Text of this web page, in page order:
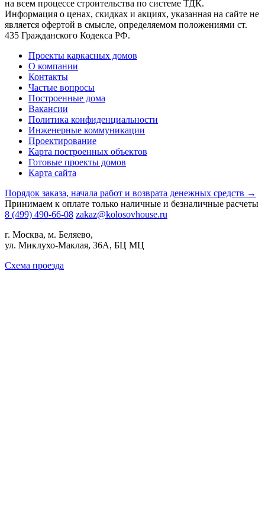
на всем процессе строительства по системе ТДК.
Информация о ценах, скидках и акциях, указанная на сайте не
является офертой в смысле, определяемом положениями ст.
435 Гражданского Кодекса РФ.
Проекты каркасных домов
О компании
Контакты
Частые вопросы
Построенные дома
Вакансии
Политика конфиденциальности
Инженерные коммуникации
Проектирование
Карта построенных объектов
Готовые проекты домов
Карта сайта
Порядок заказа, начала работ и возврата денежных средств →
Принимаем к оплате только наличные и безналичные расчеты
8 (499) 490-66-08 zakaz@kolosovhouse.ru
г. Москва, м. Беляево,
ул. Миклухо-Маклая, 36А, БЦ МЦ
Схема проезда